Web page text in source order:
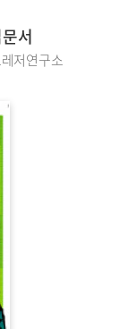
서
저연구소